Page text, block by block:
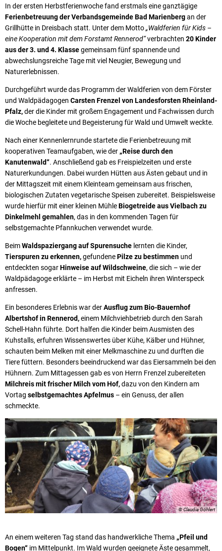
In der ersten Herbstferienwoche fand erstmals eine ganztägige
Ferienbetreuung der Verbandsgemeinde Bad Marienbergan der
Grillhütte in Dreisbach statt. Unter dem Motto„Waldferien für Kids –
eine Kooperation mit dem Forstamt Rennerod“verbrachten 20 Kinder
aus der 3. und 4. Klassegemeinsam fünf spannende und
abwechslungsreiche Tage mit viel Neugier, Bewegung und
Naturerlebnissen.
Durchgeführt wurde das Programm der Waldferien von dem Förster
und Waldpädagogen Carsten Frenzel von Landesforsten Rheinland-
Pfalz,der die Kinder mit großem Engagement und Fachwissen durch
die Woche begleitete und Begeisterung für Wald und Umwelt weckte.
Nach einer Kennenlernrunde startete die Ferienbetreuung mit
kooperativen Teamaufgaben, wie der „Reise durch den
Kanutenwald“. Anschließend gab es Freispielzeiten und erste
Naturerkundungen. Dabei wurden Hütten aus Ästen gebaut und in
der Mittagszeit mit einem Kleinteam gemeinsam aus frischen,
biologischen Zutaten vegetarische Speisen zubereitet. Beispielsweise
wurde hierfür mit einer kleinen MühleBiogetreide aus Vielbach zu
Dinkelmehl gemahlen, das in den kommenden Tagen für
selbstgemachte Pfannkuchen verwendet wurde.
BeimWaldspaziergang auf Spurensuche lernten die Kinder,
Tierspuren zu erkennen,gefundenePilze zu bestimmen und
entdeckten sogarHinweise auf Wildschweine, die sich – wie der
Waldpädagoge erklärte – im Herbst mit Eicheln ihren Winterspeck
anfressen.
Ein besonderes Erlebnis war derAusflug zum Bio-Bauernhof
Albertshof in Rennerod,einem Milchviehbetrieb durch den Sarah
Schell-Hahn führte. Dort halfen die Kinder beim Ausmisten des
Kuhstalls, erfuhren Wissenswertes über Kühe, Kälber und Hühner,
schauten beim Melken mit einer Melkmaschine zu und durften die
Tiere füttern. Besonders beeindruckend war das Eiersammeln bei den
Hühnern. Zum Mittagessen gab es von Herrn Frenzel zubereiteten
Milchreis mit frischer Milch vom Hof,dazu von den Kindern am
Vortag selbstgemachtes Apfelmus – ein Genuss, der allen
schmeckte.
© Claudia Göhlert
An einem weiteren Tag stand das handwerkliche Thema „Pfeil und
Bogen“ im Mittelpunkt. Im Wald wurden geeignete Äste gesammelt,